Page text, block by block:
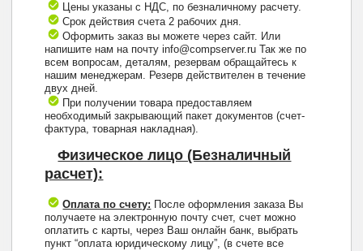
Цены указаны с НДС, по безналичному расчету.
Срок действия счета 2 рабочих дня.
Оформить заказ вы можете через сайт. Или
напишите нам на почту info@compserver.ru Так же по
всем вопросам, деталям, резервам обращайтесь к
нашим менеджерам. Резерв действителен в течение
двух дней.
При получении товара предоставляем
необходимый закрывающий пакет документов (счет-
фактура, товарная накладная).
Физическое лицо (Безналичный
расчет):
Оплата по счету: После оформления заказа Вы
получаете на электронную почту счет, счет можно
оплатить с карты, через Ваш онлайн банк, выбрать
пункт “оплата юридическому лицу”, (в счете все